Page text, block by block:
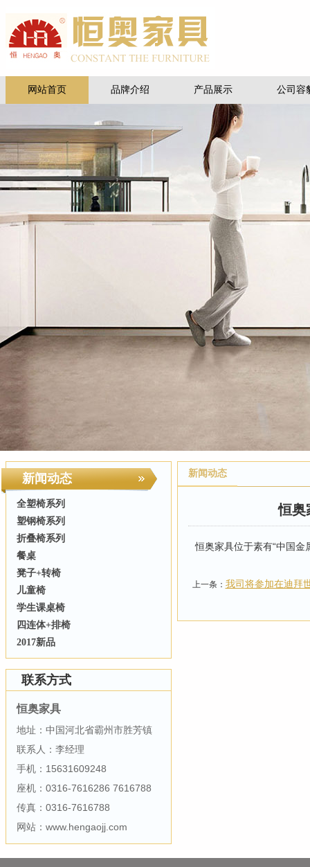
网站首页 品牌介绍 产品展示 公司容
新闻动态
全塑椅系列
塑钢椅系列
折叠椅系列
餐桌
凳子+转椅
儿童椅
学生课桌椅
四连体+排椅
2017新品
联系方式
恒奥家具
地址：中国河北省霸州市胜芳镇
联系人：李经理
手机：15631609248
座机：0316-7616286 7616788
传真：0316-7616788
网站：www.hengaojj.com
新闻动态
恒奥
恒奥家具位于素有“中国金
上一条： 我司将参加在迪拜